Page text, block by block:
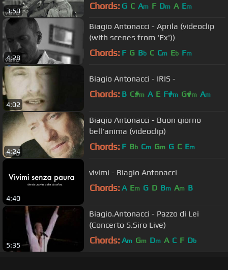
3:50 Chords: G C Am F Dm A Em
4:28
Biagio Antonacci - Aprila (videoclip
(with scenes from 'Ex'))
Chords: F G Bb C Cm Eb Fm
4:02
Biagio Antonacci - IRIS -
Chords: B C#m A E F#m G#m Am
4:24
Biagio Antonacci - Buon giorno
bell'anima (videoclip)
Chords: F Bb Cm Gm G C Em
4:40
vivimi - Biagio Antonacci
Chords: A Em G D Bm Am B
5:35
Biagio.Antonacci - Pazzo di Lei
(Concerto S.Siro Live)
Chords: Am Gm Dm A C F Db